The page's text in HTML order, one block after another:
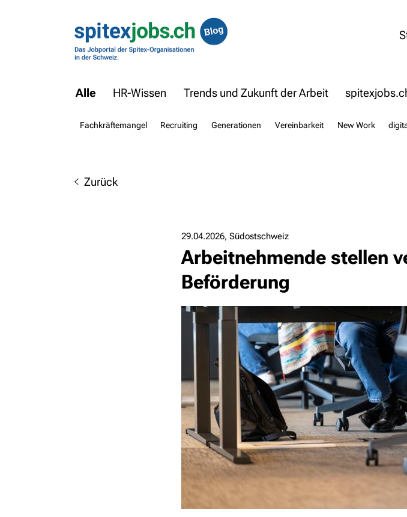
Alle HR-Wissen Trends und Zukunft der Arbeit
Fachkräftemangel Recruiting Generationen Vereinbarkeit New Work
Zurück
29.04.2026 Südostschweiz
Arbeitnehmende stellen
Beförderung